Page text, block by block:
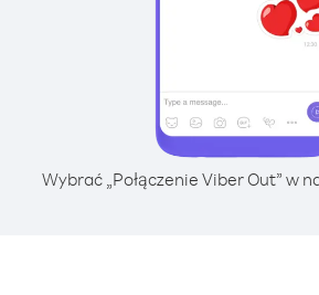
Wybrać „Połączenie Viber Out” w